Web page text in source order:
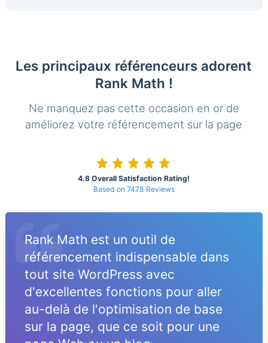
Les principaux référenceurs adorent
Rank Math !
Ne manquez pas cette occasion en or de
améliorez votre référencement sur la page
4.8 Overall Satisfaction Rating!
Based on 7478 Reviews
Rank Math est un outil de
référencement indispensable dans
tout site WordPress avec
d'excellentes fonctions pour aller
au-delà de l'optimisation de base
sur la page, que ce soit pour une